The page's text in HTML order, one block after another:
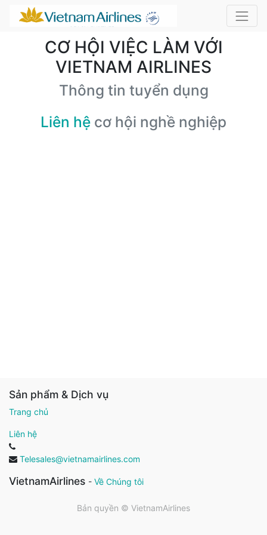
CƠ HỘI VIỆC LÀM VỚI
VIETNAM AIRLINES
Thông tin tuyển dụng
Liên hệ cơ hội nghề nghiệp
Sản phẩm & Dịch vụ
Trang chủ
Liên hệ
Telesales@vietnamairlines.com
VietnamAirlines - Về Chúng tôi
Bản quyền © VietnamAirlines